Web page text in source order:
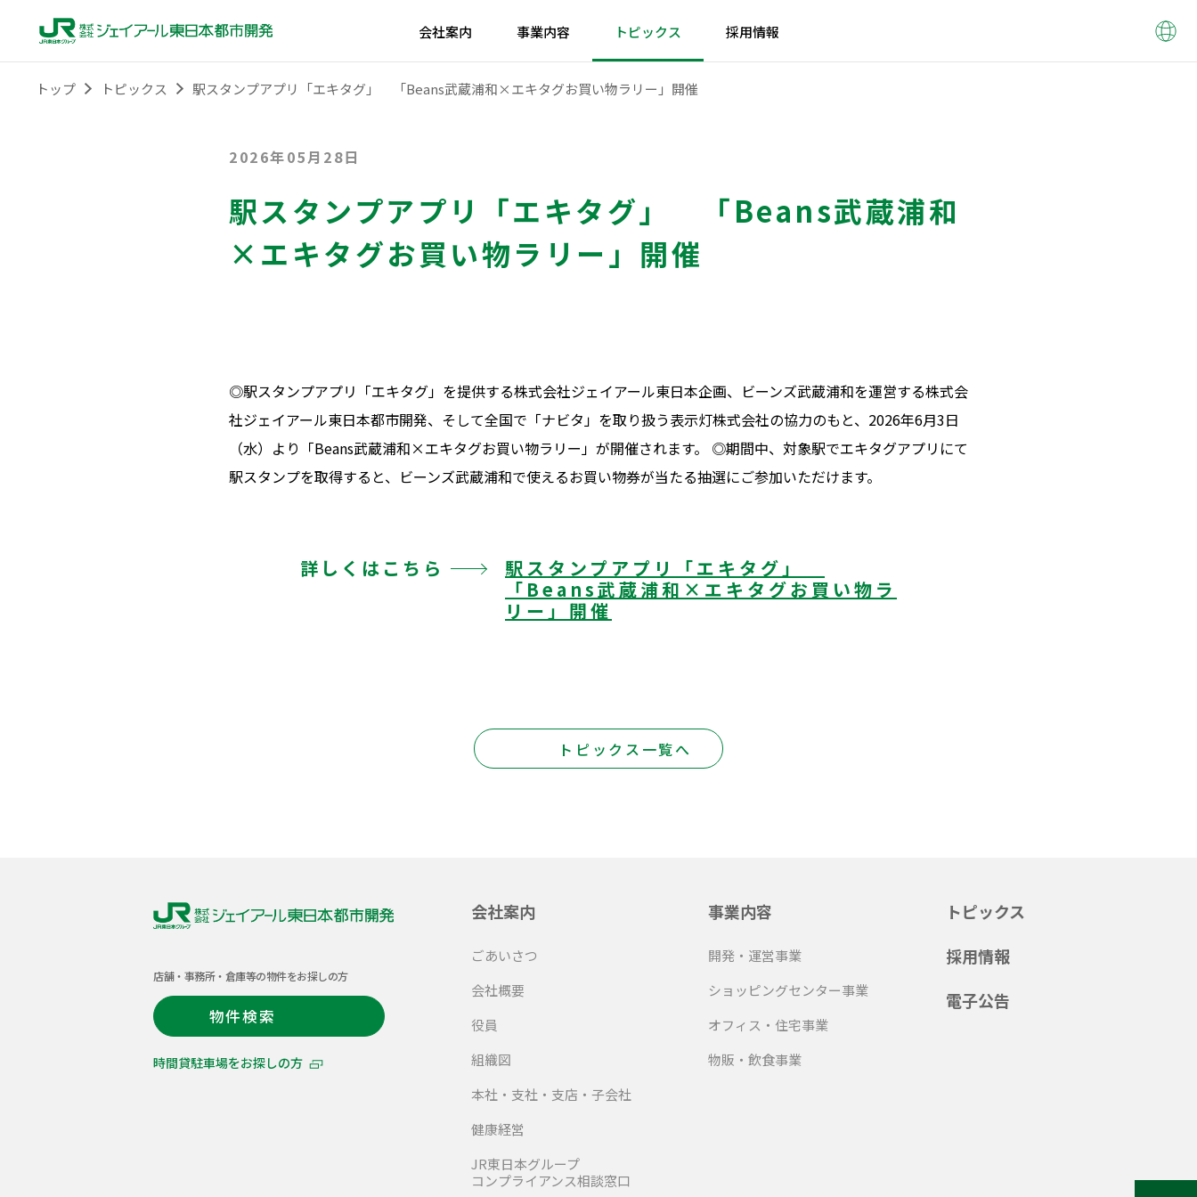
会社案内 事業内容 トピックス 採用情報
トップ トピックス 駅スタンプアプリ「エキタグ」 「Beans武蔵浦和×エキタグお買い物ラリー」開催
2026年05月28日
駅スタンプアプリ「エキタグ」 「Beans武蔵浦和
×エキタグお買い物ラリー」開催
◎駅スタンプアプリ「エキタグ」を提供する株式会社ジェイアール東日本企画、ビーンズ武蔵浦和を運営する株式会
社ジェイアール東日本都市開発、そして全国で「ナビタ」を取り扱う表示灯株式会社の協力のもと、2026年6月3日
（水）より「Beans武蔵浦和×エキタグお買い物ラリー」が開催されます。 ◎期間中、対象駅でエキタグアプリにて
駅スタンプを取得すると、ビーンズ武蔵浦和で使えるお買い物券が当たる抽選にご参加いただけます。
詳しくはこちら
駅スタンプアプリ「エキタグ」
「Beans武蔵浦和×エキタグお買い物ラ
リー」開催
トピックス一覧へ
会
社
ジ
イ
店舗・事務所・倉庫等の物件をお探しの方
物件検索
時間貸駐車場をお探しの方
会社案内
ごあいさつ
会社概要
役員
組織図
本社・支社・支店・子会社
健康経営
JR東日本グループ
コンプライアンス相談窓口
事業内容
開発・運営事業
ショッピングセンター事業
オフィス・住宅事業
物販・飲食事業
トピックス
採用情報
電子公告